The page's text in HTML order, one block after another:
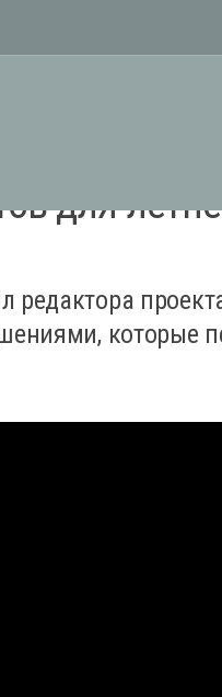
для
редактора
которые